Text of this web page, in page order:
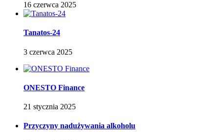
16 czerwca 2025
Tanatos-24
3 czerwca 2025
ONESTO Finance
21 stycznia 2025
Przyczyny nadużywania alkoholu